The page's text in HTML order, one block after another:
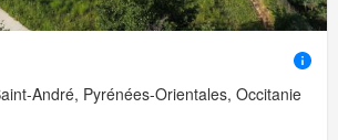
André, Pyrénées-Orientales, Occitanie